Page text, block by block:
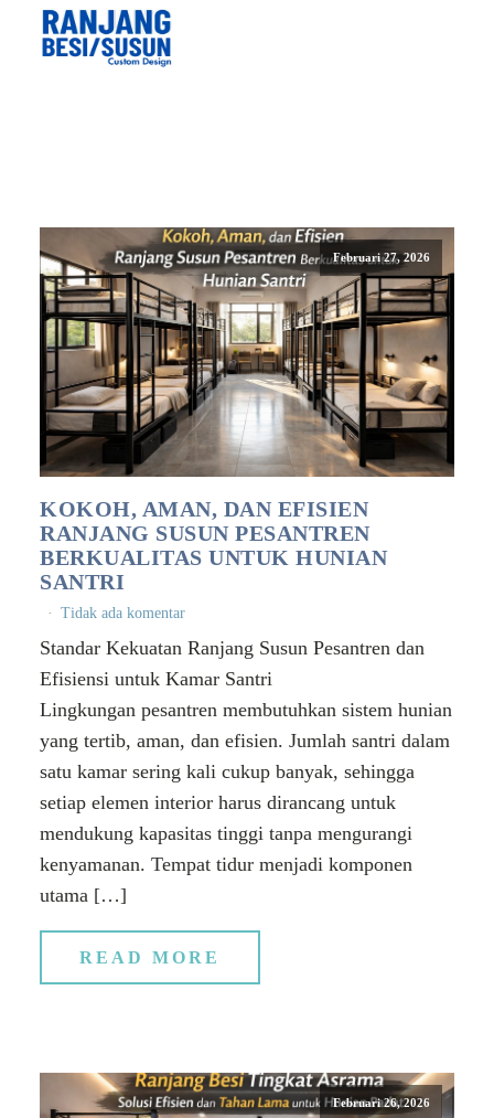
Februari 27, 2026
KOKOH, AMAN, DAN EFISIEN
RANJANG SUSUN PESANTREN
BERKUALITAS UNTUK HUNIAN
SANTRI
Tidak ada komentar
Standar Kekuatan Ranjang Susun Pesantren dan
Efisiensi untuk Kamar Santri
Lingkungan pesantren membutuhkan sistem hunian
yang tertib, aman, dan efisien. Jumlah santri dalam
satu kamar sering kali cukup banyak, sehingga
setiap elemen interior harus dirancang untuk
mendukung kapasitas tinggi tanpa mengurangi
kenyamanan. Tempat tidur menjadi komponen
utama […]
READ MORE
Februari 26, 2026